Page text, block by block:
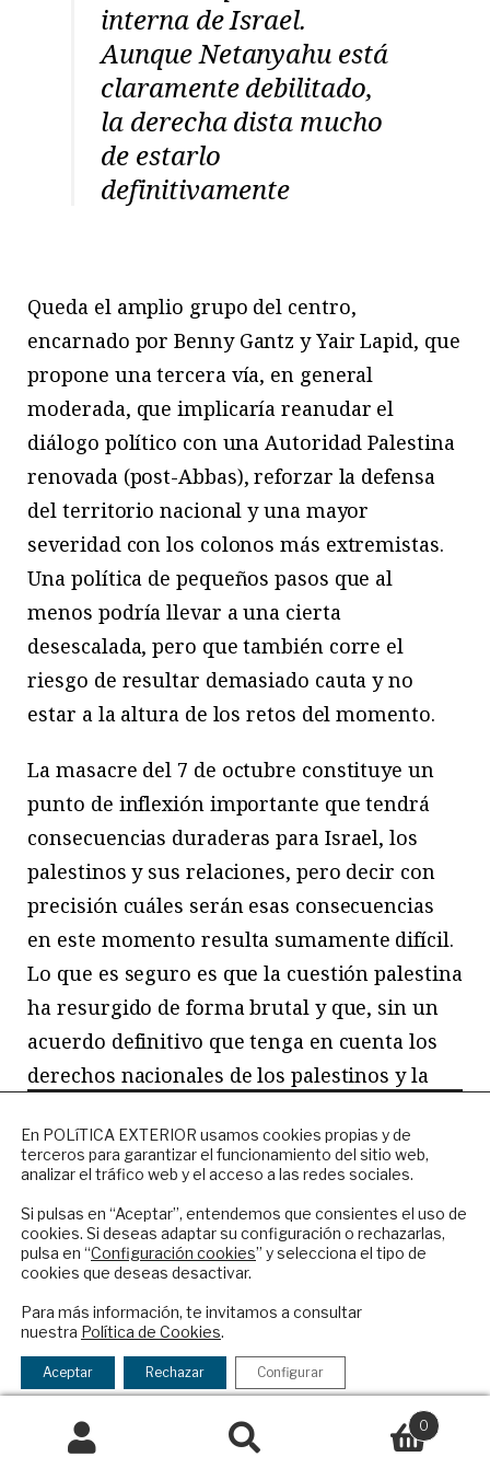
interna de Israel.
Aunque Netanyahu está
claramente debilitado,
la derecha dista mucho
de estarlo
definitivamente
Queda el amplio grupo del centro,
encarnado por Benny Gantz y Yair Lapid, que
propone una tercera vía, en general
moderada, que implicaría reanudar el
diálogo político con una Autoridad Palestina
renovada (post-Abbas), reforzar la defensa
del territorio nacional y una mayor
severidad con los colonos más extremistas.
Una política de pequeños pasos que al
menos podría llevar a una cierta
desescalada, pero que también corre el
riesgo de resultar demasiado cauta y no
estar a la altura de los retos del momento.
La masacre del 7 de octubre constituye un
punto de inflexión importante que tendrá
consecuencias duraderas para Israel, los
palestinos y sus relaciones, pero decir con
precisión cuáles serán esas consecuencias
en este momento resulta sumamente difícil.
Lo que es seguro es que la cuestión palestina
ha resurgido de forma brutal y que, sin un
acuerdo definitivo que tenga en cuenta los
derechos nacionales de los palestinos y la
ARTÍCULOS
RELACIONADOS:
Buscar
0
En POLíTICA EXTERIOR usamos cookies propias y de
terceros para garantizar el funcionamiento del sitio web,
analizar el tráfico web y el acceso a las redes sociales.
Si pulsas en “Aceptar”, entendemos que consientes el uso de
cookies. Si deseas adaptar su configuración o rechazarlas,
pulsa en “Configuración cookies” y selecciona el tipo de
cookies que deseas desactivar.
Para más información, te invitamos a consultar
nuestra Política de Cookies.
Aceptar Rechazar Configurar
NEWSLETTER
Suscríbase a nuestro boletín electrónico y
reciba en su correo el mejor análisis
internacional en español.
Checkbox
acepto
la
política
de
política de privacidad